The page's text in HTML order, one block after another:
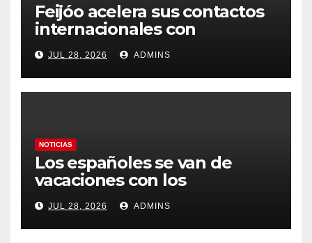
Feijóo acelera sus contactos
internacionales con
Latinoamérica como socio
prioritario en su agenda de
gobierno
JUL 28, 2026 ADMINS
NOTICIAS
Los españoles se van de
vacaciones con los
carburantes hasta un 21%
más caros que el año pasado
y los hoteles disparados
JUL 28, 2026 ADMINS